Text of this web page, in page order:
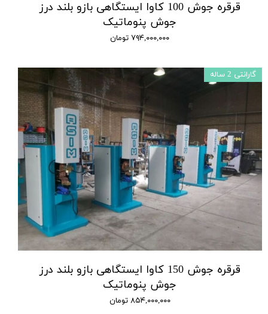
قرقره جوش 100 کاوا ایستگاهی بازو بلند درز
جوش پنوماتیک
۷۹۴,۰۰۰,۰۰۰ تومان
قرقره جوش 150 کاوا ایستگاهی بازو بلند درز
جوش پنوماتیک
۸۵۴,۰۰۰,۰۰۰ تومان
گارانتی 2 ساله